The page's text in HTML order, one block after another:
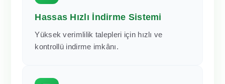
Hassas Hızlı İndirme Sistemi
Yüksek verimlilik talepleri için hızlı ve
kontrollü indirme imkânı.